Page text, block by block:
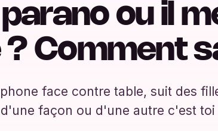
ou il
Comment
face contre table, suit des
façon ou d'une autre c'est toi